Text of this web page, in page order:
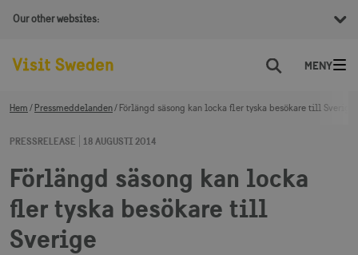
Our other websites:
Sök
Hem Pressmeddelanden Förlängd säsong kan locka fler tyska besökare till Sverige
PRESSRELEASE 18 AUGUSTI 2014
Förlängd säsong kan locka
fler tyska besökare till
Sverige